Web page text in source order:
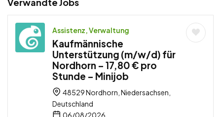
Assistenz, Verwaltung
Kaufmännische
Unterstützung (m/w/d) für
Nordhorn – 17,80 € pro
Stunde – Minijob
48529 Nordhorn, Niedersachsen,
Deutschland
06/08/2026